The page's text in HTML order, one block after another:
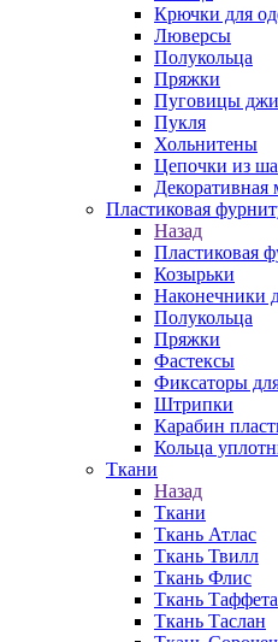
Крючки для
Люверсы
Полукольца
Пряжки
Пуговицы
Пукля
Хольнитены
Цепочки из
Декоративная
Пластиковая
Назад
Пластиковая
Козырьки
Наконечники
Полукольца
Пряжки
Фастексы
Фиксаторы
Штрипки
Карабин
Кольца
Ткани
Назад
Ткани
Ткань Атлас
Ткань Твилл
Ткань Флис
Ткань Таффета
Ткань Таслан